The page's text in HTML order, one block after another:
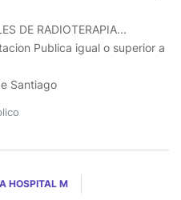
DE RADIOTERAPIA...
Publica igual o superior a
Santiago
HOSPITAL M